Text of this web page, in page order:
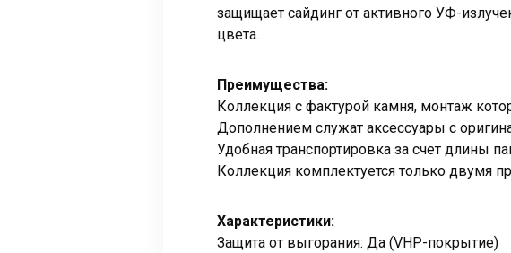
защищает сайдинг от активного УФ-
цвета.
Преимущества:
Коллекция с фактурой камня, монтаж
Дополнением служат аксессуары с
Удобная транспортировка за счет длины
Коллекция комплектуется только двумя
Характеристики:
Защита от выгорания: Да (VHP-покрытие)